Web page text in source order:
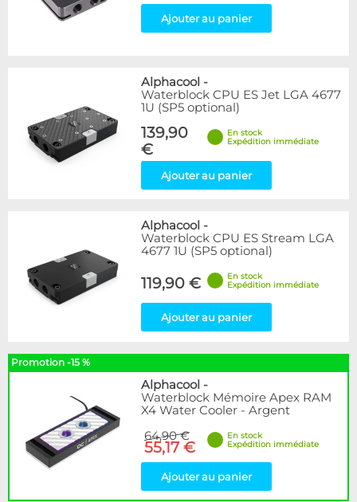
Ajouter au panier
Alphacool -
Waterblock CPU ES Jet LGA 4677
1U (SP5 optional)
139,90
€
En stock
Expédition immédiate
Ajouter au panier
Alphacool -
Waterblock CPU ES Stream LGA
4677 1U (SP5 optional)
119,90 €
En stock
Expédition immédiate
Ajouter au panier
Promotion -15 %
Alphacool -
Waterblock Mémoire Apex RAM
X4 Water Cooler - Argent
64,90 €
55,17 €
En stock
Expédition immédiate
Ajouter au panier